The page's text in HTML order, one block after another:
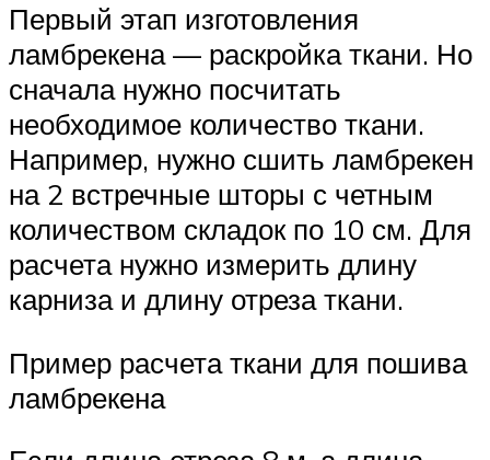
Первый этап изготовления
ламбрекена — раскройка ткани. Но
сначала нужно посчитать
необходимое количество ткани.
Например, нужно сшить ламбрекен
на 2 встречные шторы с четным
количеством складок по 10 см. Для
расчета нужно измерить длину
карниза и длину отреза ткани.
Пример расчета ткани для пошива
ламбрекена